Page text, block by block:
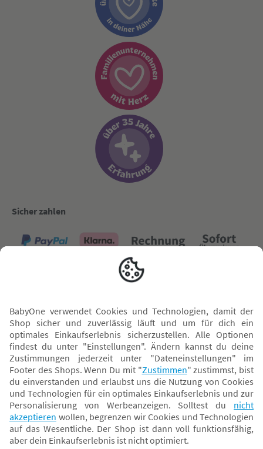
Sicher zahlen
Versand mit
* Alle Preise inkl. MwSt. und ggf. zzgl.Versandkosten. Der dargestellte Preis gilt -
abhängig von der von dir gewählten Option - im BabyOne-Onlineshop oder bei
Abholung in dem von dir gewählten BabyOne-Franchise-Betrieb. Der für den
Onlineshop geltende Preis stellt bei einem Verkauf durch unsere Franchise-
Nehmer eine unverbindliche Preisempfehlung dar. Der Verkaufspreis der